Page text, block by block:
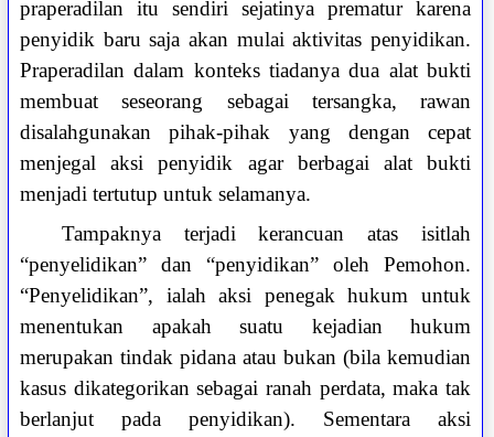
praperadilan itu sendiri sejatinya prematur karena
penyidik baru saja akan mulai aktivitas penyidikan.
Praperadilan dalam konteks tiadanya dua alat bukti
membuat seseorang sebagai tersangka, rawan
disalahgunakan pihak-pihak yang dengan cepat
menjegal aksi penyidik agar berbagai alat bukti
menjadi tertutup untuk selamanya.
Tampaknya terjadi kerancuan atas isitlah
“penyelidikan” dan “penyidikan” oleh Pemohon.
“Penyelidikan”, ialah aksi penegak hukum untuk
menentukan apakah suatu kejadian hukum
merupakan tindak pidana atau bukan (bila kemudian
kasus dikategorikan sebagai ranah perdata, maka tak
berlanjut pada penyidikan). Sementara aksi